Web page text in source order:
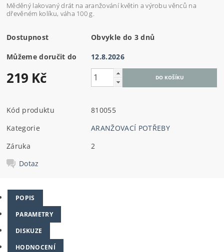
Měděný lakovaný drát na aranžování květin a výrobu věnců na
dřevěném kolíku, váha 100 g.
Dostupnost Obvykle do 3 dnů
Můžeme doručit do 12.8.2026
219 Kč
Kód produktu
810055
Kategorie
ARANŽOVACÍ POTŘEBY
Záruka
2
Dotaz
POPIS
PARAMETRY
DISKUZE
HODNOCENÍ